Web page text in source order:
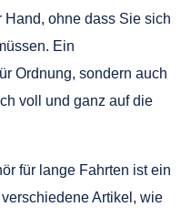
ohne dass Sie sich
Ein
Ordnung, sondern auch
voll und ganz auf die
für lange Fahrten ist ein
Artikel, wie